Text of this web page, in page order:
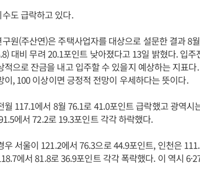
도 급락하고 있다.
원(주산연)은 주택사업자를 대상으로 설문한 결과 8
대비 무려 20.1포인트 낮아졌다고 13일 밝혔다. 입
적으로 잔금을 내고 입주할 수 있을지 예상하는 지표
이, 100 이상이면 긍정적 전망이 우세하다는 뜻이다.
월 117.1에서 8월 76.1로 41.0포인트 급락했고 광역시
에서 72.2로 19.3포인트 각각 하락했다.
우 서울이 121.2에서 76.3으로 44.9포인트, 인천은
에서 81.8로 36.9포인트 각각 폭락했다. 이 역시